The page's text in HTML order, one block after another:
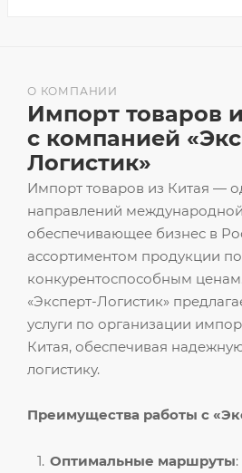
Импорт товаров из Китая —
направлений
обеспечивающее бизнес в
ассортиментом продукции по
конкурентоспособным
«Эксперт-Логистик»
услуги по организации
Китая, обеспечивая
логистику.
Преимущества работы с
Оптимальные маршруты
О КОМПАНИИ
Импорт товаров
с компанией
Логистик»